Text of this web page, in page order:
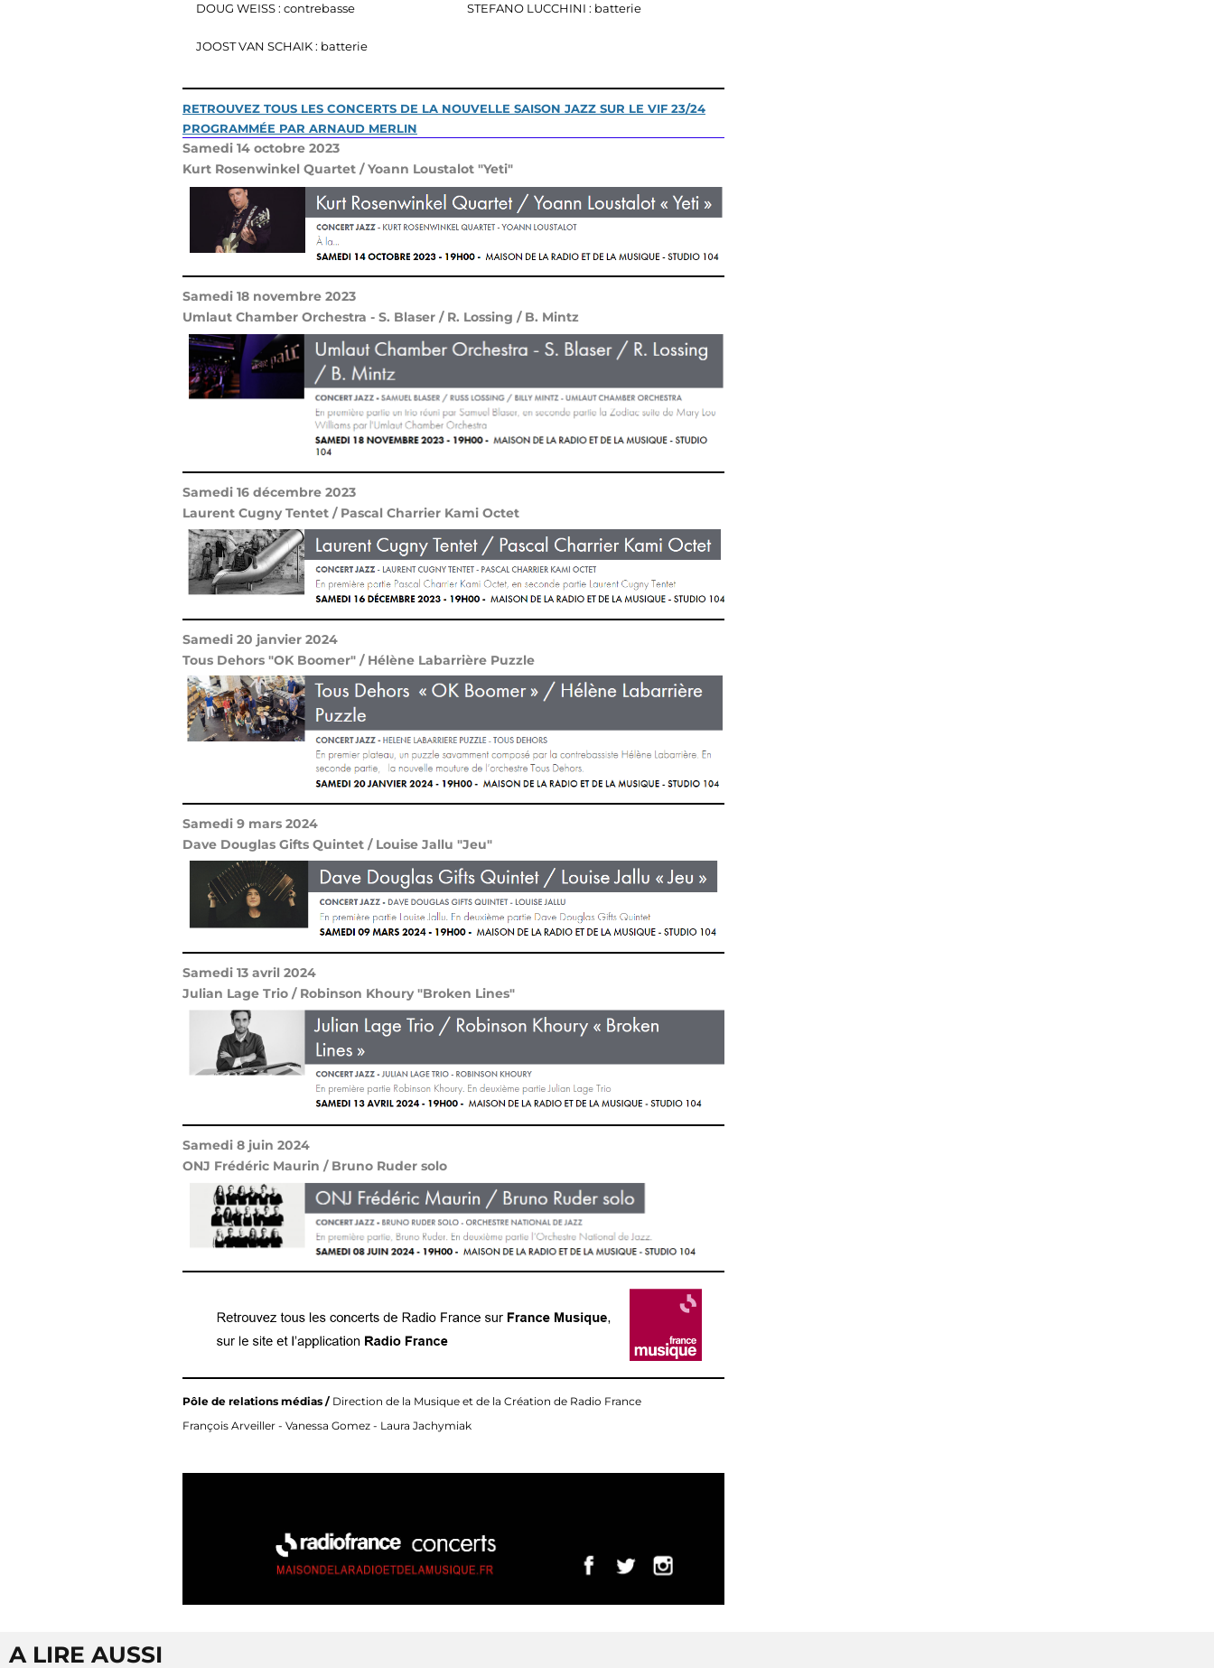
DOUG WEISS : contrebasse
JOOST VAN SCHAIK : batterie
STEFANO LUCCHINI : batterie
RETROUVEZ TOUS LES CONCERTS DE LA NOUVELLE SAISON JAZZ SUR LE VIF 23/24
PROGRAMMÉE PAR ARNAUD MERLIN
Samedi 14 octobre 2023
Kurt Rosenwinkel Quartet / Yoann Loustalot "Yeti"
Samedi 18 novembre 2023
Umlaut Chamber Orchestra - S. Blaser / R. Lossing / B. Mintz
Samedi 16 décembre 2023
Laurent Cugny Tentet / Pascal Charrier Kami Octet
Samedi 20 janvier 2024
Tous Dehors "OK Boomer" / Hélène Labarrière Puzzle
Samedi 9 mars 2024
Dave Douglas Gifts Quintet / Louise Jallu "Jeu"
Samedi 13 avril 2024
Julian Lage Trio / Robinson Khoury "Broken Lines"
Samedi 8 juin 2024
ONJ Frédéric Maurin / Bruno Ruder solo
Pôle de relations médias / Direction de la Musique et de la Création de Radio France
François Arveiller - Vanessa Gomez - Laura Jachymiak
A LIRE AUSSI